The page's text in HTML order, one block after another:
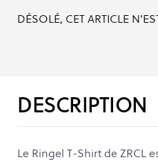
DÉSOLÉ, CET ARTICLE
DESCRIPTION
Le Ringel T-Shirt de ZRCL